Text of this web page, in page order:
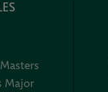
Major